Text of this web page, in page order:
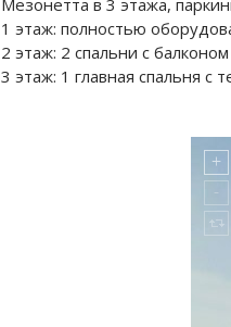
Мезонетта в 3 этажа,
1 этаж: полностью
2 этаж: 2 спальни с
3 этаж: 1 главная спальня с